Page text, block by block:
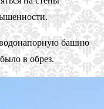
водонапорную башню
в обрез.